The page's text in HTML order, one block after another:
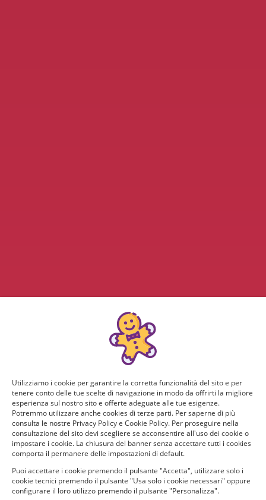
© provaprodottigratis.it 2023 | All Rights Reserved.
Utilizziamo i cookie per garantire la corretta funzionalità del sito e per
tenere conto delle tue scelte di navigazione in modo da offrirti la migliore
esperienza sul nostro sito e offerte adeguate alle tue esigenze.
Potremmo utilizzare anche cookies di terze parti. Per saperne di più
consulta le nostre Privacy Policy e Cookie Policy. Per proseguire nella
consultazione del sito devi scegliere se acconsentire all'uso dei cookie o
impostare i cookie. La chiusura del banner senza accettare tutti i cookies
comporta il permanere delle impostazioni di default.
Puoi accettare i cookie premendo il pulsante "Accetta", utilizzare solo i
cookie tecnici premendo il pulsante "Usa solo i cookie necessari" oppure
configurare il loro utilizzo premendo il pulsante "Personalizza".